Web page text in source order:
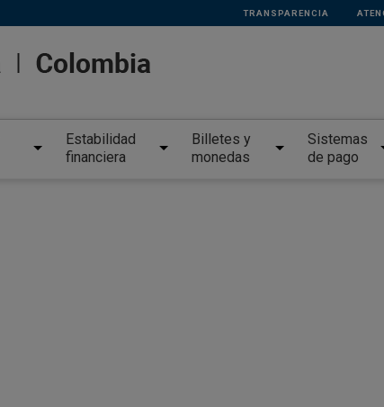
TRANSPARENCIA
Estabilidad
financiera
Billetes y
monedas
Sistemas
de pago